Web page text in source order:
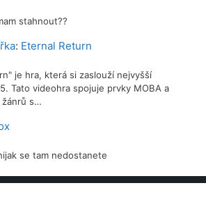
stahnout??
: Eternal Return
je hra, která si zaslouží nejvyšší
Tato videohra spojuje prvky MOBA a
žánrů s…
se tam nedostanete